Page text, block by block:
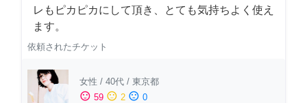
レもピカピカにして頂き、とても気持ちよく使え
ます。
依頼されたチケット
女性 / 40代 / 東京都
sentiment_satisfied 59 sentiment_neutral 2 sentiment_dissatisfied 0